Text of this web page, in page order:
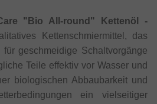
"Bio All-round" Kettenöl -
Kettenschmiermittel, das
geschmeidige Schaltvorgänge
Teile effektiv vor Wasser und
biologischen Abbaubarkeit und
ein vielseitiger